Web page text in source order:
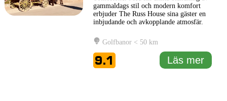
gammaldags stil och modern komfort
erbjuder The Russ House sina gäster en
inbjudande och avkopplande atmosfär.
bevara sin ursprungliga karaktär och
skönhet, vilket gör det till en perfekt
plats för de som vill uppleva den rika
historien i Tombstone. Gästerna ... Läs
mer
Golfbanor < 50 km
9.1 Läs mer